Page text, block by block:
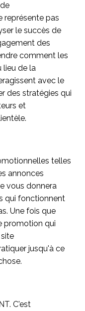
représente pas
le succès de
des
comment les
lieu de la
avec le
des stratégies qui
et
telles
annonces
vous donnera
qui fonctionnent
Une fois que
promotion qui
jusqu'à ce
C'est